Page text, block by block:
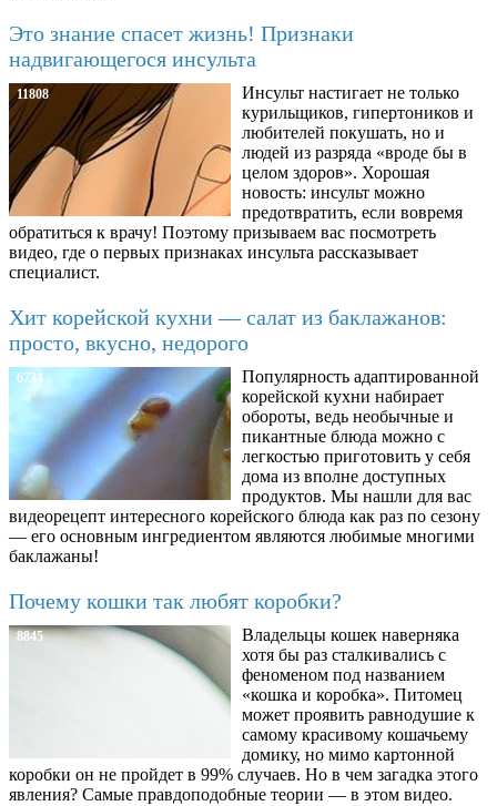
Это знание спасет жизнь! Признаки
надвигающегося инсульта
11808
Инсульт настигает не только
курильщиков, гипертоников и
любителей покушать, но и
людей из разряда «вроде бы в
целом здоров». Хорошая
новость: инсульт можно
предотвратить, если вовремя
обратиться к врачу! Поэтому призываем вас посмотреть
видео, где о первых признаках инсульта рассказывает
специалист.
Хит корейской кухни — салат из баклажанов:
просто, вкусно, недорого
6734
Популярность адаптированной
корейской кухни набирает
обороты, ведь необычные и
пикантные блюда можно с
легкостью приготовить у себя
дома из вполне доступных
продуктов. Мы нашли для вас
видеорецепт интересного корейского блюда как раз по сезону
— его основным ингредиентом являются любимые многими
баклажаны!
Почему кошки так любят коробки?
8845
Владельцы кошек наверняка
хотя бы раз сталкивались с
феноменом под названием
«кошка и коробка». Питомец
может проявить равнодушие к
самому красивому кошачьему
домику, но мимо картонной
коробки он не пройдет в 99% случаев. Но в чем загадка этого
явления? Самые правдоподобные теории — в этом видео.